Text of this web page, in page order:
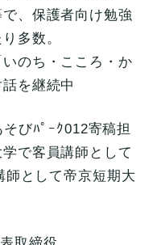
、 保護者向け勉強
多数。
のち・こころ・か
を継続中
そびﾊﾟｰｸ012寄稿担
で客員講師として
師として帝京短期大